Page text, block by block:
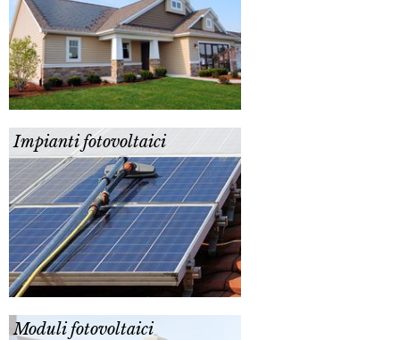
Impianti fotovoltaici
Moduli fotovoltaici